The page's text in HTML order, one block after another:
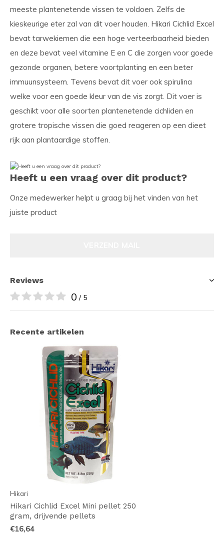
meeste plantenetende vissen te voldoen. Zelfs de
kieskeurige eter zal van dit voer houden. Hikari Cichlid Excel
bevat tarwekiemen die een hoge verteerbaarheid bieden
en deze bevat veel vitamine E en C die zorgen voor goede
gezonde organen, betere voortplanting en een beter
immuunsysteem. Tevens bevat dit voer ook spirulina
welke voor een goede kleur van de vis zorgt. Dit voer is
geschikt voor alle soorten plantenetende cichliden en
grotere tropische vissen die goed reageren op een dieet
rijk aan plantaardige stoffen.
Heeft u een vraag over dit product?
Onze medewerker helpt u graag bij het vinden van het
juiste product
Reviews
0 / 5
Recente artikelen
Hikari
Hikari Cichlid Excel Mini pellet 250
gram, drijvende pellets
€16,64